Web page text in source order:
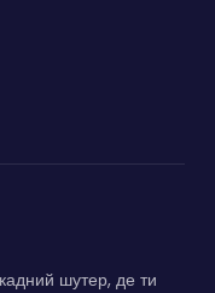
шутер, де ти